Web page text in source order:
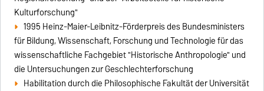
Kulturforschung"
1995 Heinz-Maier-Leibnitz-Förderpreis des Bundesministers
für Bildung, Wissenschaft, Forschung und Technologie für das
wissenschaftliche Fachgebiet "Historische Anthropologie" und
die Untersuchungen zur Geschlechterforschung
Habilitation durch die Philosophische Fakultät der Universität